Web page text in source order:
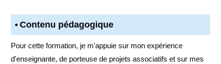
Contenu pédagogique
Pour cette formation, je m'appuie sur mon expérience
d'enseignante, de porteuse de projets associatifs et sur mes